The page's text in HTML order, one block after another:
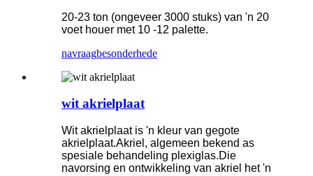
20-23 ton (ongeveer 3000 stuks) van 'n 20
voet houer met 10 -12 palette.
navraagbesonderhede
wit akrielplaat
Wit akrielplaat is 'n kleur van gegote
akrielplaat.Akriel, algemeen bekend as
spesiale behandeling plexiglas.Die
navorsing en ontwikkeling van akriel het 'n